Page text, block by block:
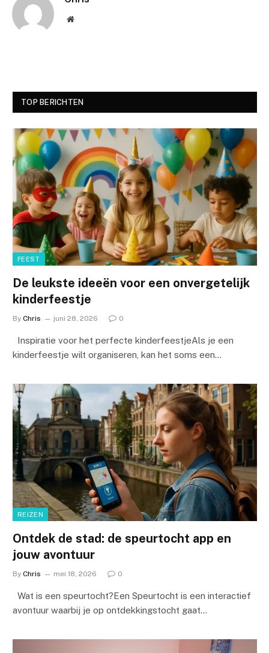
Website
TOP BERICHTEN
FEEST
De leukste ideeën voor een onvergetelijk
kinderfeestje
By Chris juni 28, 2026 0
Inspiratie voor het perfecte kinderfeestjeAls je een
kinderfeestje wilt organiseren, kan het soms een…
REIZEN
Ontdek de stad: de speurtocht app en
jouw avontuur
By Chris mei 18, 2026 0
Wat is een speurtocht?Een Speurtocht is een interactief
avontuur waarbij je op ontdekkingstocht gaat…